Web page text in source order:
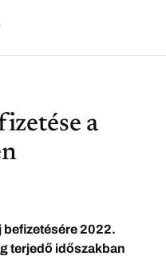
a
2022.
terjedő időszakban